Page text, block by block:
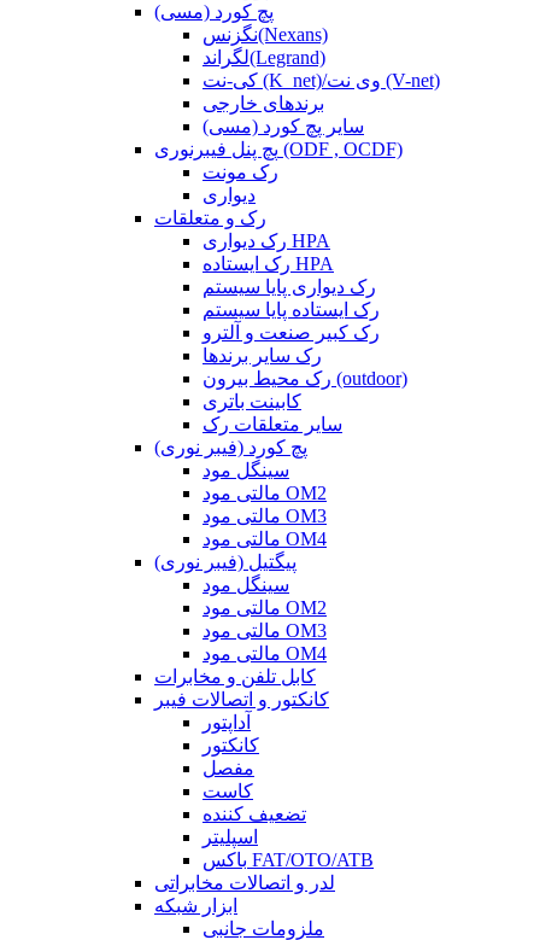
پچ کورد (مسی)
نگزنس(Nexans)
لگراند(Legrand)
کی-نت (K_net)/وی نت (V-net)
برندهای خارجی
سایر پچ کورد (مسی)
پچ پنل فیبرنوری (ODF , OCDF)
رک مونت
دیواری
رک و متعلقات
رک دیواری HPA
رک ایستاده HPA
رک دیواری پایا سیستم
رک ایستاده پایا سیستم
رک کبیر صنعت و آلترو
رک سایر برندها
رک محیط بیرون (outdoor)
کابینت باتری
سایر متعلقات رک
پچ کورد (فیبر نوری)
سینگل مود
مالتی مود OM2
مالتی مود OM3
مالتی مود OM4
پیگتیل (فیبر نوری)
سینگل مود
مالتی مود OM2
مالتی مود OM3
مالتی مود OM4
کابل تلفن و مخابرات
کانکتور و اتصالات فیبر
آداپتور
کانکتور
مفصل
کاست
تضعیف کننده
اسپلیتر
باکس FAT/OTO/ATB
لدر و اتصالات مخابراتی
ابزار شبکه
ملزومات جانبی